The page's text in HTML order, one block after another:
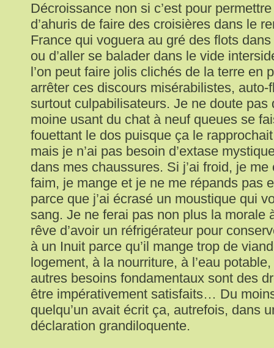
Décroissance non si c’est pour
d’ahuris de faire des croisières dans le
France qui voguera au gré des flots
ou d’aller se balader dans le vide
l’on peut faire jolis clichés de la terre en
arrêter ces discours misérabilistes, auto-
surtout culpabilisateurs. Je ne doute pas
moine usant du chat à neuf queues se
fouettant le dos puisque ça le
mais je n’ai pas besoin d’extase
dans mes chaussures. Si j’ai froid, je me
faim, je mange et je ne me répands pas
parce que j’ai écrasé un moustique qui
sang. Je ne ferai pas non plus la morale
rêve d’avoir un réfrigérateur pour
à un Inuit parce qu’il mange trop de
logement, à la nourriture, à l’eau
autres besoins fondamentaux sont des
être impérativement satisfaits… Du
quelqu’un avait écrit ça, autrefois, dans
déclaration grandiloquente.